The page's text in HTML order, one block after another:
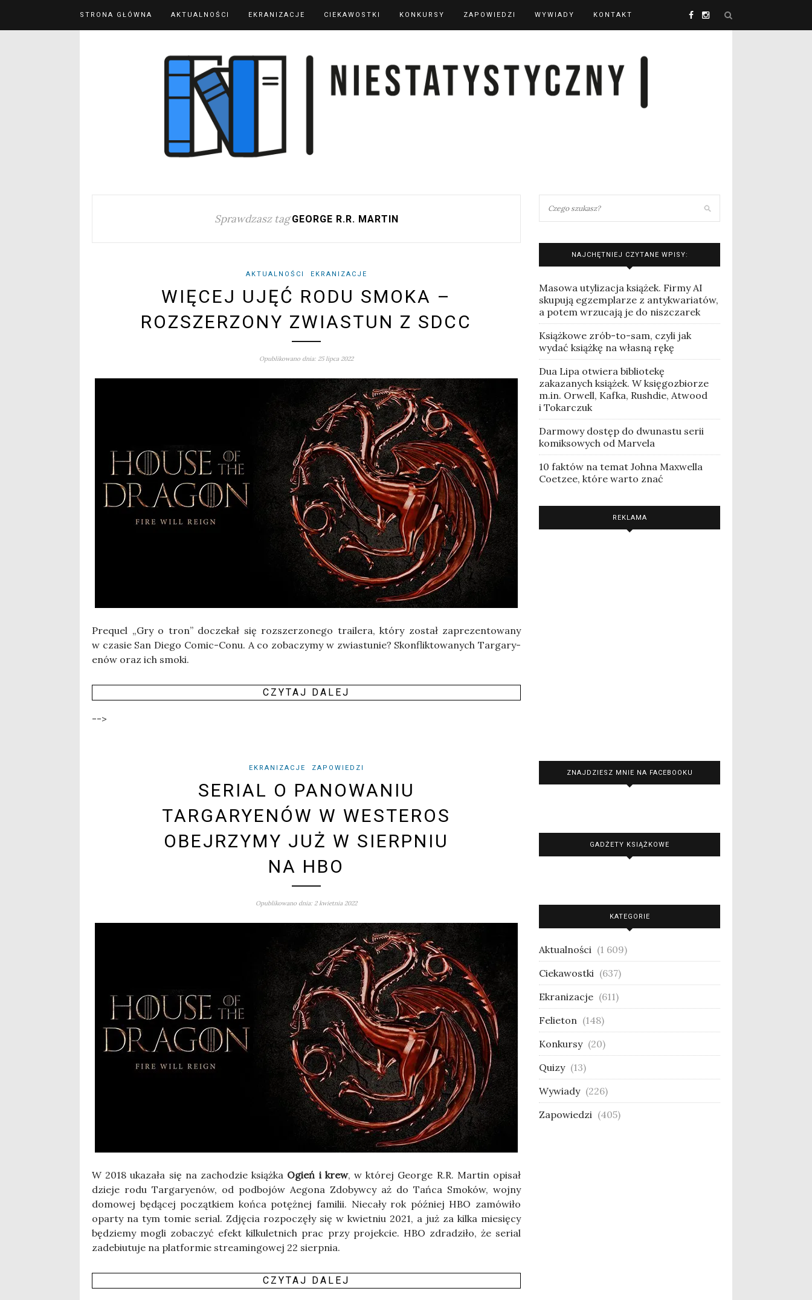
STRONA GŁÓWNA AKTUALNOŚCI EKRANIZACJE CIEKAWOSTKI KONKURSY ZAPOWIEDZI WYWIADY KONTAKT
Sprawdzasz tag GEORGE R.R. MARTIN
AKTUALNOŚCI EKRANIZACJE
WIĘCEJ UJĘĆ RODU SMOKA –
ROZSZERZONY ZWIASTUN Z SDCC
Opublikowano dnia: 25 lipca 2022
Pre­qu­el „Gry o tron” docze­kał się roz­sze­rzo­ne­go tra­ile­ra, któ­ry został zapre­zen­to­wa­ny
w cza­sie San Die­go Comic-Conu. A co zoba­czy­my w zwia­stu­nie? Skon­flik­to­wa­nych Tar­ga­ry­
enów oraz ich smo­ki.
CZY­TAJ DALEJ
-->
EKRANIZACJE ZAPOWIEDZI
SERIAL O PANOWANIU
TARGARYENÓW W WESTEROS
OBEJRZYMY JUŻ W SIERPNIU
NA HBO
Opublikowano dnia: 2 kwietnia 2022
W 2018 uka­za­ła się na zacho­dzie książ­ka Ogień i krew, w któ­rej Geo­r­ge R.R. Mar­tin opi­sał
dzie­je rodu Tar­ga­ry­enów, od pod­bo­jów Aego­na Zdo­byw­cy aż do Tań­ca Smo­ków, woj­ny
domo­wej będą­cej począt­kiem koń­ca potęż­nej fami­lii. Nie­ca­ły rok póź­niej HBO zamó­wi­ło
opar­ty na tym tomie serial. Zdję­cia roz­po­czę­ły się w kwiet­niu 2021, a już za kil­ka mie­się­cy
będzie­my mogli zoba­czyć efekt kil­ku­let­nich prac przy pro­jek­cie. HBO zdra­dzi­ło, że serial
zade­biu­tu­je na plat­for­mie stre­amin­go­wej 22 sierp­nia.
CZY­TAJ DALEJ
NAJCHĘTNIEJ CZYTANE WPISY:
Masowa utylizacja książek. Firmy AI
skupują egzemplarze z antykwariatów,
a potem wrzucają je do niszczarek
Książkowe zrób-to-sam, czyli jak
wydać książkę na własną rękę
Dua Lipa otwiera bibliotekę
zakazanych książek. W księgozbiorze
m.in. Orwell, Kafka, Rushdie, Atwood
i Tokarczuk
Darmowy dostęp do dwunastu serii
komiksowych od Marvela
10 faktów na temat Johna Maxwella
Coetzee, które warto znać
REKLAMA
ZNAJDZIESZ MNIE NA FACEBOOKU
GADŻETY KSIĄŻKOWE
KATEGORIE
Aktualności (1 609)
Ciekawostki (637)
Ekranizacje (611)
Felieton (148)
Konkursy (20)
Quizy (13)
Wywiady (226)
Zapowiedzi (405)